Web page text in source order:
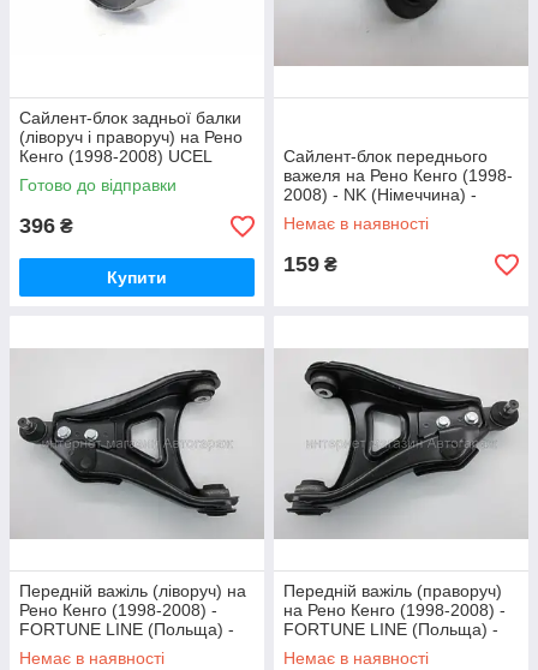
Сайлент-блок задньої балки
(ліворуч і праворуч) на Рено
Кенго (1998-2008) UCEL
(Туреччина) 10517
Готово до відправки
396 ₴
Купити
Сайлент-блок переднього
важеля на Рено Кенго (1998-
2008) - NK (Німеччина) -
5103909
Немає в наявності
159 ₴
Передній важіль (ліворуч) на
Рено Кенго (1998-2008) -
FORTUNE LINE (Польща) -
FZ6604
Немає в наявності
Передній важіль (праворуч)
на Рено Кенго (1998-2008) -
FORTUNE LINE (Польща) -
FZ6605
Немає в наявності